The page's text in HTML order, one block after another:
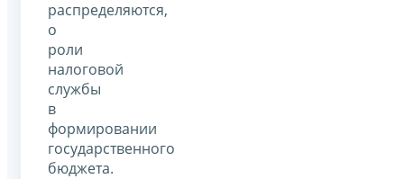
распределяются,
о
роли
налоговой
службы
в
формировании
государственного
бюджета.